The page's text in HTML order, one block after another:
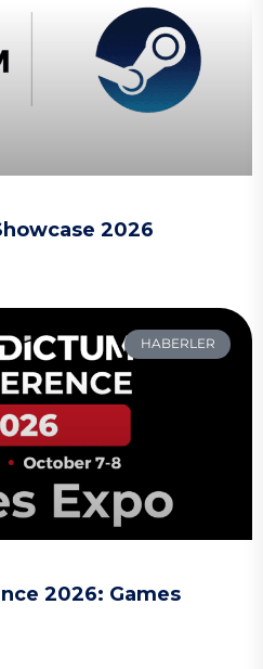
2026
HABERLER
2026: Games